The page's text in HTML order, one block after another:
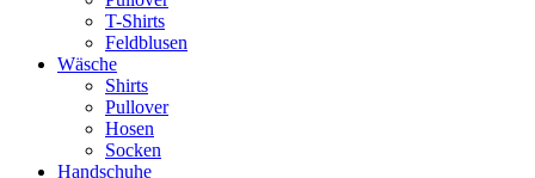
T-Shirts
Feldblusen
Wäsche
Shirts
Pullover
Hosen
Socken
Handschuhe